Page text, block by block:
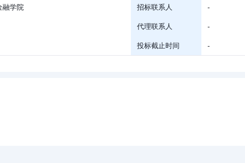
融学院 招标联系人 -
代理联系人 -
投标截止时间 -